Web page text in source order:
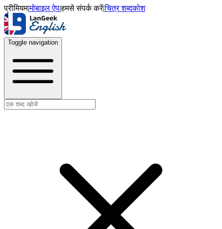
प्रीमियम|मोबाइल ऐप|हमसे संपर्क करें|चित्र शब्दकोश
Toggle navigation